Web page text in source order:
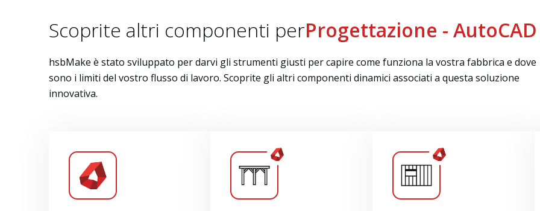
Scoprite altri componenti perProgettazione - AutoCAD
hsbMake è stato sviluppato per darvi gli strumenti giusti per capire come funziona la vostra fabbrica e dove
sono i limiti del vostro flusso di lavoro. Scoprite gli altri componenti dinamici associati a questa soluzione
innovativa.